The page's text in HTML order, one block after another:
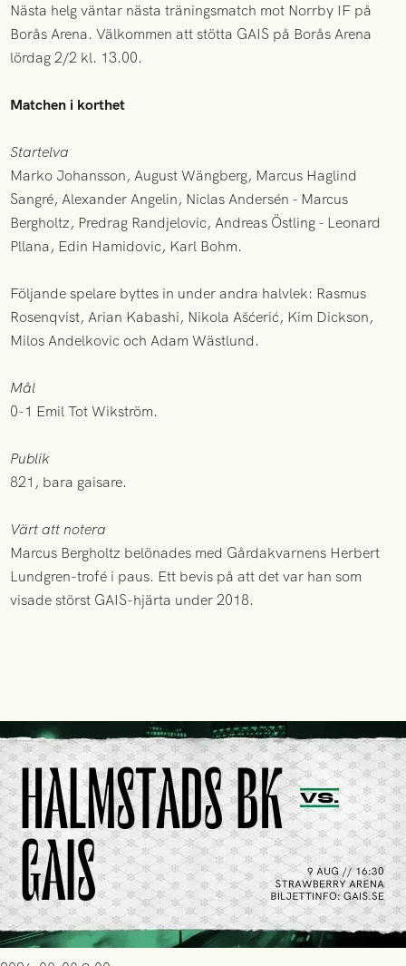
Nästa helg väntar nästa träningsmatch mot Norrby IF på
Borås Arena. Välkommen att stötta GAIS på Borås Arena
lördag 2/2 kl. 13.00.
Matchen i korthet
Startelva
Marko Johansson, August Wängberg, Marcus Haglind
Sangré, Alexander Angelin, Niclas Andersén - Marcus
Bergholtz, Predrag Randjelovic, Andreas Östling - Leonard
Pllana, Edin Hamidovic, Karl Bohm.
Följande spelare byttes in under andra halvlek: Rasmus
Rosenqvist, Arian Kabashi, Nikola Ašćerić, Kim Dickson,
Milos Andelkovic och Adam Wästlund.
Mål
0-1 Emil Tot Wikström.
Publik
821, bara gaisare.
Värt att notera
Marcus Bergholtz belönades med Gårdakvarnens Herbert
Lundgren-trofé i paus. Ett bevis på att det var han som
visade störst GAIS-hjärta under 2018.